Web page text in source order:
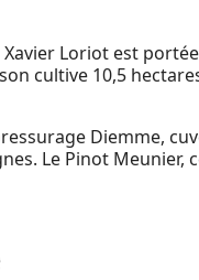
Loriot est
cultive 10,5
Diemme,
Le Pinot